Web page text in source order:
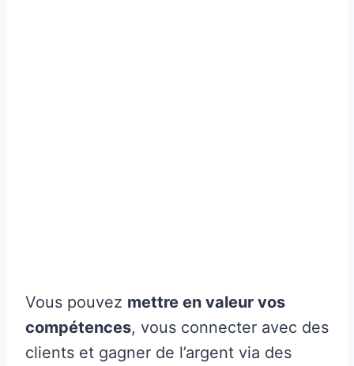
Vous pouvez mettre en valeur vos
compétences, vous connecter avec des
clients et gagner de l’argent via des